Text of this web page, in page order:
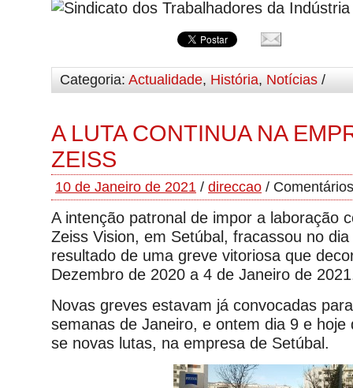
Categoria: Actualidade, História, Notícias /
A LUTA CONTINUA NA
ZEISS
10 de Janeiro de 2021 / direccao /
A intenção patronal de impor a laboração
Zeiss Vision, em Setúbal, fracassou no
resultado de uma greve vitoriosa que
Dezembro de 2020 a 4 de Janeiro de
Novas greves estavam já convocadas
semanas de Janeiro, e ontem dia 9 e hoje
se novas lutas, na empresa de Setúbal.